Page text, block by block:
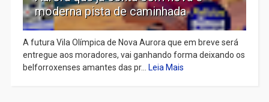
moderna pista de caminhada
A futura Vila Olímpica de Nova Aurora que em breve será
entregue aos moradores, vai ganhando forma deixando os
belforroxenses amantes das pr... Leia Mais